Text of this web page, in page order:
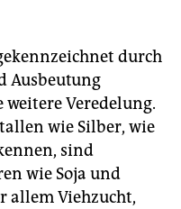
durch
Ausbeutung
Veredelung.
wie Silber, wie
sind
wie Soja und
allem Viehzucht,